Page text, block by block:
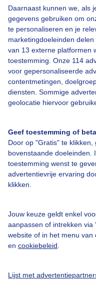
Daarnaast kunnen we, als
gegevens gebruiken om
te personaliseren en je
marketingdoeleinden
van 13 externe platformen
toestemming. Onze 114
voor gepersonaliseerde
contentmetingen,
diensten. Sommige
geolocatie hiervoor
Geef toestemming of
Door op "Gratis" te
bovenstaande doeleinden.
toestemming wenst te
advertentievrije ervaring
klikken.
Jouw keuze geldt enkel
aanpassen of intrekken via
website of in het menu
en cookiebeleid
Lijst met
Over Buienradar
Bedrijfsgegevens
Contact
Toegankelijkheid
Gebruikersvoorwaarden
Adverteren
Privacy beleid
Cookie beleid